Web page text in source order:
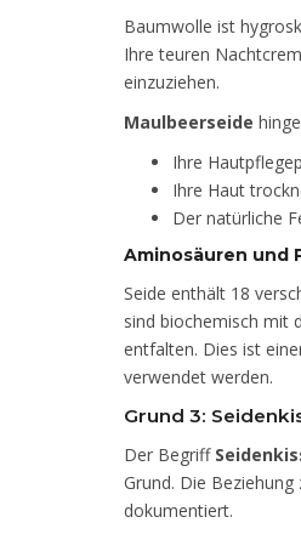
Baumwolle ist
Ihre teuren
einzuziehen.
Maulbeerseide
Ihre
Ihre Haut
Der natürliche
Aminosäuren und
Seide enthält 18
sind biochemisch mit
entfalten. Dies ist
verwendet werden.
Grund 3:
Der Begriff
Grund. Die
dokumentiert.